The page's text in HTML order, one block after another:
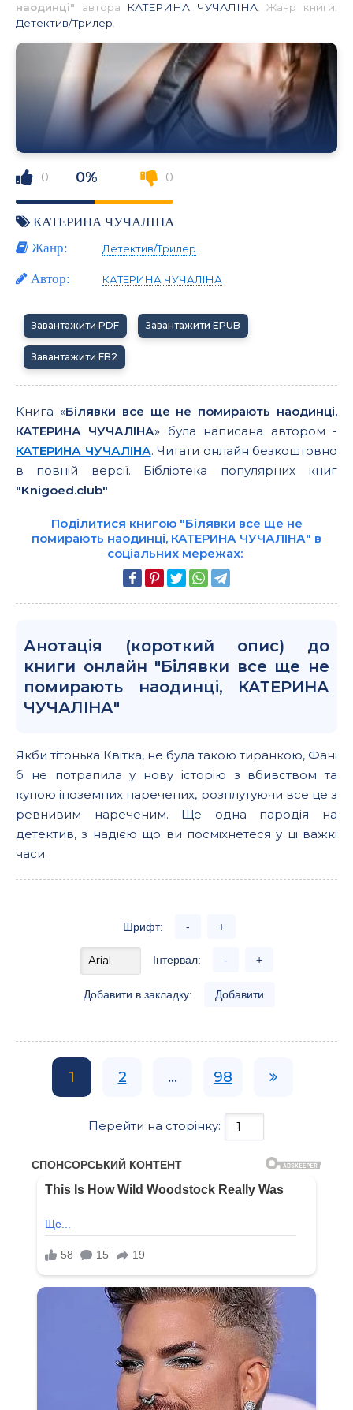
наодинці" автора КАТЕРИНА ЧУЧАЛІНА. Жанр книги:
Детектив/Трилер
0 0% 0
КАТЕРИНА ЧУЧАЛІНА
Жанр:
Детектив/Трилер
Автор: КАТЕРИНА ЧУЧАЛІНА
Завантажити PDF Завантажити EPUB
Завантажити FB2
Книга «Білявки все ще не помирають наодинці,
КАТЕРИНА ЧУЧАЛІНА» була написана автором -
КАТЕРИНА ЧУЧАЛІНА. Читати онлайн безкоштовно
в повній версії. Бібліотека популярних книг
"Knigoed.club"
Поділитися книгою "Білявки все ще не
помирають наодинці, КАТЕРИНА ЧУЧАЛІНА" в
соціальних мережах:
Анотація (короткий опис) до
книги онлайн "Білявки все ще не
помирають наодинці, КАТЕРИНА
ЧУЧАЛІНА"
Якби тітонька Квітка, не була такою тиранкою, Фані
б не потрапила у нову історію з вбивством та
купою іноземних наречених, розплутуючи все це з
ревнивим нареченим. Ще одна пародія на
детектив, з надією що ви посміхнетеся у ці важкі
часи.
Шрифт: - +
Інтервал: - +
Добавити в закладку: Добавити
1 2 ... 98
Перейти на сторінку: